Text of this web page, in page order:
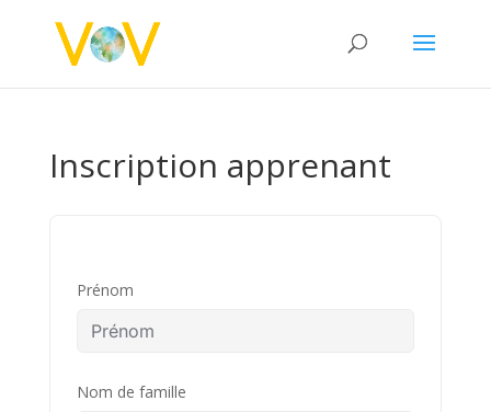
Inscription apprenant
Prénom
Nom de famille